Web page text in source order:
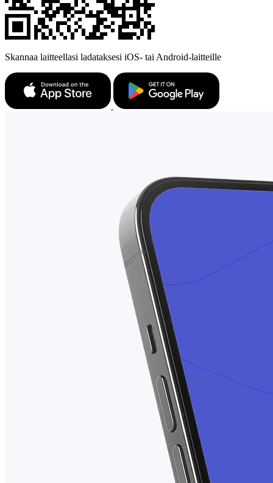
Skannaa laitteellasi ladataksesi iOS- tai Android-laitteille